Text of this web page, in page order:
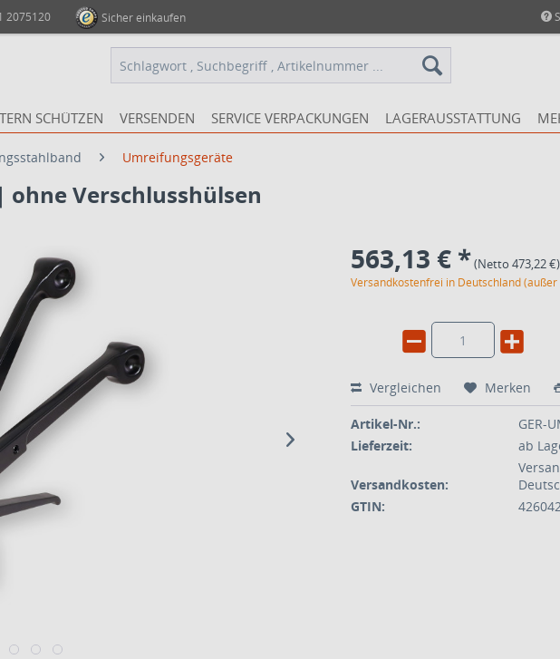
2075120 Sicher einkaufen
SCHÜTZEN VERSENDEN SERVICE VERPACKUNGEN LAGERAUSSTATTUNG
Umreifungsgeräte
Verschlusshülsen
563,13 € *(Netto 473,22 €)
Versandkostenfrei in Deutschland (außer
Vergleichen Merken
Artikel-Nr.:
GER-
Lieferzeit:
ab
Versandkosten:
GTIN: